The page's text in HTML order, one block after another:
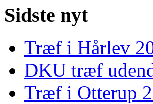
Sidste nyt
Træf i Hårlev
DKU træf
Træf i Otterup